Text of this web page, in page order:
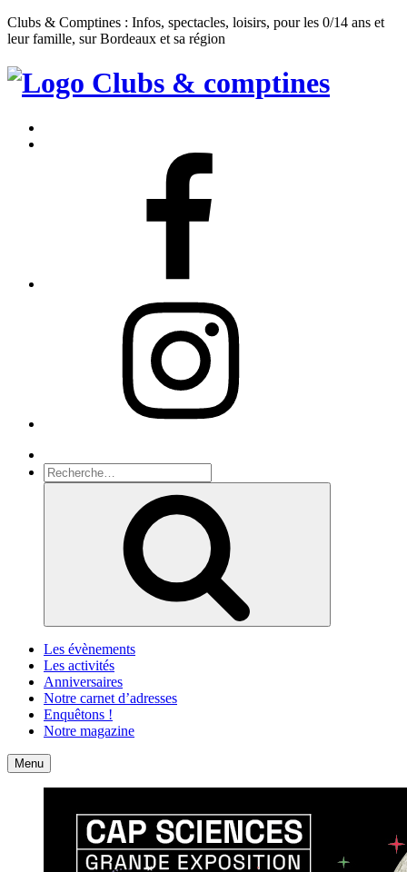
Clubs & Comptines : Infos, spectacles, loisirs, pour les 0/14 ans et
leur famille, sur Bordeaux et sa région
Clubs
Comptines
Recherche
pour
Les évènements
Les activités
Anniversaires
Notre carnet d’adresses
Enquêtons !
Notre magazine
Accueil
Menu Contact